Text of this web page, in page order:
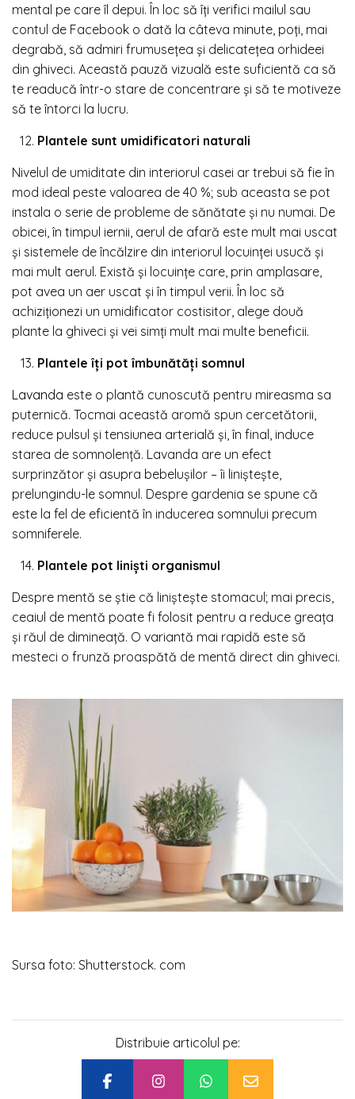
mental pe care îl depui. În loc să îți verifici mailul sau
contul de Facebook o dată la câteva minute, poți, mai
degrabă, să admiri frumusețea și delicatețea orhideei
din ghiveci. Această pauză vizuală este suficientă ca să
te readucă într-o stare de concentrare și să te motiveze
să te întorci la lucru.
Plantele sunt umidificatori naturali
Nivelul de umiditate din interiorul casei ar trebui să fie în
mod ideal peste valoarea de 40 %; sub aceasta se pot
instala o serie de probleme de sănătate și nu numai. De
obicei, în timpul iernii, aerul de afară este mult mai uscat
și sistemele de încălzire din interiorul locuinței usucă și
mai mult aerul. Există și locuințe care, prin amplasare,
pot avea un aer uscat și în timpul verii. În loc să
achiziționezi un umidificator costisitor, alege două
plante la ghiveci și vei simți mult mai multe beneficii.
Plantele îți pot îmbunătăți somnul
Lavanda este o plantă cunoscută pentru mireasma sa
puternică. Tocmai această aromă spun cercetătorii,
reduce pulsul și tensiunea arterială și, în final, induce
starea de somnolență. Lavanda are un efect
surprinzător și asupra bebelușilor – îi liniștește,
prelungindu-le somnul. Despre gardenia se spune că
este la fel de eficientă în inducerea somnului precum
somniferele.
Plantele pot liniști organismul
Despre mentă se știe că liniștește stomacul; mai precis,
ceaiul de mentă poate fi folosit pentru a reduce greața
și răul de dimineață. O variantă mai rapidă este să
mesteci o frunză proaspătă de mentă direct din ghiveci.
Sursa foto: Shutterstock. com
Distribuie articolul pe: